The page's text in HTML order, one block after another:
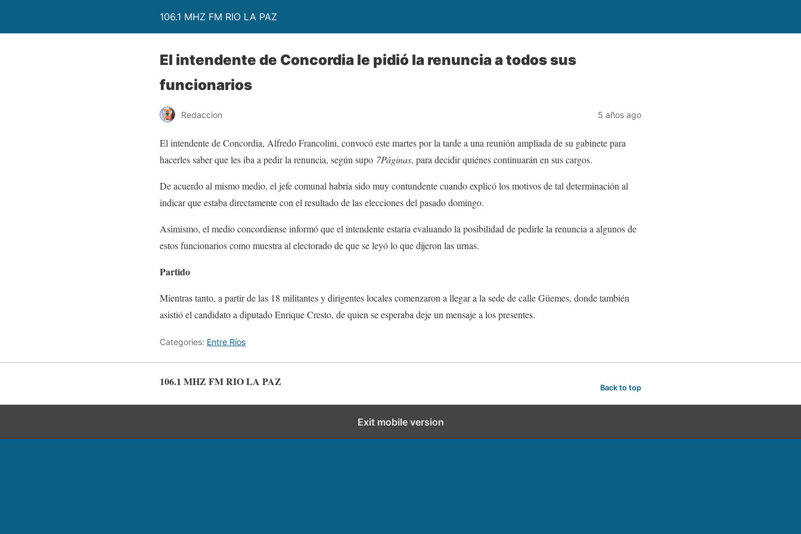
106.1 MHZ FM RIO LA PAZ
El intendente de Concordia le pidió la renuncia a todos sus
funcionarios
Redaccion 5 años ago
El intendente de Concordia, Alfredo Francolini, convocó este martes por la tarde a una reunión ampliada de su gabinete para
hacerles saber que les iba a pedir la renuncia, según supo 7Páginas, para decidir quiénes continuarán en sus cargos.
De acuerdo al mismo medio, el jefe comunal habría sido muy contundente cuando explicó los motivos de tal determinación al
indicar que estaba directamente con el resultado de las elecciones del pasado domingo.
Asimismo, el medio concordiense informó que el intendente estaría evaluando la posibilidad de pedirle la renuncia a algunos de
estos funcionarios como muestra al electorado de que se leyó lo que dijeron las urnas.
Partido
Mientras tanto, a partir de las 18 militantes y dirigentes locales comenzaron a llegar a la sede de calle Güemes, donde también
asistió el candidato a diputado Enrique Cresto, de quien se esperaba deje un mensaje a los presentes.
Categories: Entre Ríos
106.1 MHZ FM RIO LA PAZ Back to top
Exit mobile version